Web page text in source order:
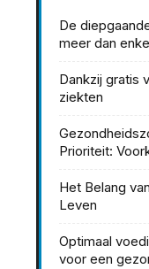
De
meer dan
Dankzij gratis
ziekten
Prioriteit:
Het Belang
Leven
Optimaal
voor een